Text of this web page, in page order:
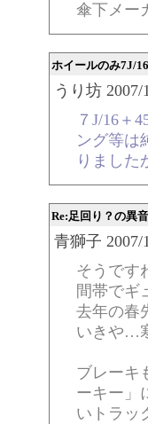
傘下メー
ホイールのみ7J/
うり坊 2007/
７J/16＋
ング等は
りました
Re:足回り？の異
青獅子 2007/
そうです
間帯でギ
去年の春
いきや…
ブレーキ
ーキー」
いトラッ